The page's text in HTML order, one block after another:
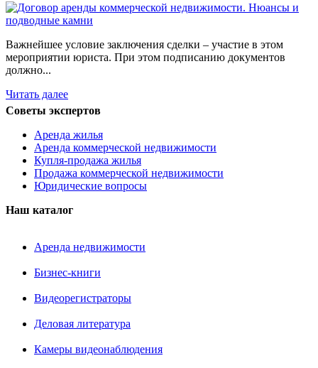
Важнейшее условие заключения сделки – участие в этом
мероприятии юриста. При этом подписанию документов
должно...
Читать далее
Советы экспертов
Аренда жилья
Аренда коммерческой недвижимости
Купля-продажа жилья
Продажа коммерческой недвижимости
Юридические вопросы
Наш каталог
Аренда недвижимости
Бизнес-книги
Видеорегистраторы
Деловая литература
Камеры видеонаблюдения